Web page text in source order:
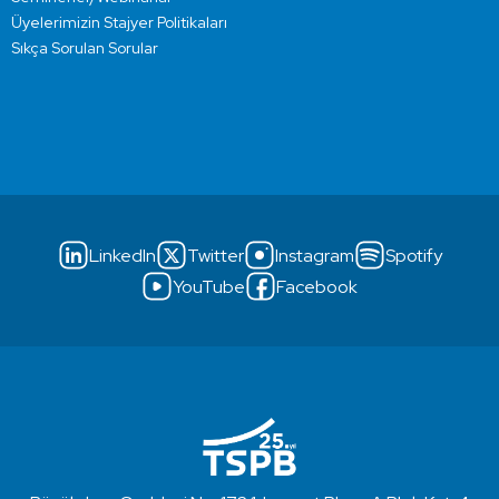
Üyelerimizin Stajyer Politikaları
Sıkça Sorulan Sorular
LinkedIn Twitter Instagram
Spotify
YouTube
Facebook